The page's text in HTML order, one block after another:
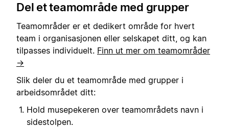
Del et teamområde med grupper
Teamområder er et dedikert område for hvert
team i organisasjonen eller selskapet ditt, og kan
tilpasses individuelt. Finn ut mer om teamområder
→
Slik deler du et teamområde med grupper i
arbeidsområdet ditt:
Hold musepekeren over teamområdets navn i
sidestolpen.